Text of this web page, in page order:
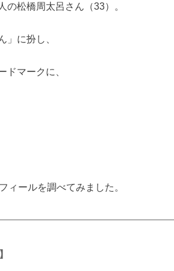
松橋周太呂さん（33）。
」に扮し、
ドマークに、
ィールを調べてみました。